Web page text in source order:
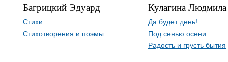
Багрицкий Эдуард
Стихи
Стихотворения и поэмы
Кулагина Людмила
Да будет день!
Под сенью осени
Радость и грусть бытия